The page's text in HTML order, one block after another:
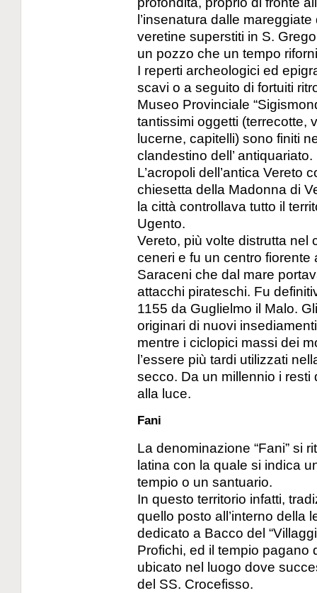
l’insenatura dalle
veretine superstiti in S.
un pozzo che un tempo
I reperti archeologici ed
scavi o a seguito di fortuiti
Museo Provinciale
tantissimi oggetti (terrecotte,
lucerne, capitelli) sono finiti
clandestino dell’ antiquariato.
L’acropoli dell’antica Vereto
chiesetta della Madonna di
la città controllava tutto il
Ugento.
Vereto, più volte distrutta nel
ceneri e fu un centro
Saraceni che dal mare
attacchi pirateschi. Fu
1155 da Guglielmo il Malo.
originari di nuovi
mentre i ciclopici massi dei
l’essere più tardi utilizzati
secco. Da un millennio i
alla luce.
Fani
La denominazione “Fani” si
latina con la quale si indica
tempio o un santuario.
In questo territorio infatti,
quello posto all’interno della
dedicato a Bacco del
Profichi, ed il tempio pagano
ubicato nel luogo dove
del SS. Crocefisso.